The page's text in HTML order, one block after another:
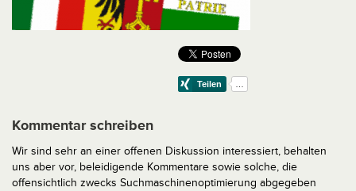
Kommentar schreiben
Wir sind sehr an einer offenen Diskussion interessiert, behalten
uns aber vor, beleidigende Kommentare sowie solche, die
offensichtlich zwecks Suchmaschinenoptimierung abgegeben